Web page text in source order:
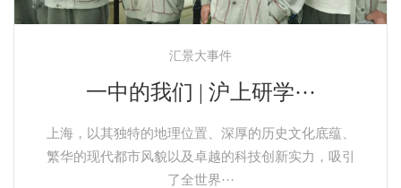
汇景大事件
一中的我们 | 沪上研学···
上海，以其独特的地理位置、深厚的历史文化底蕴、
繁华的现代都市风貌以及卓越的科技创新实力，吸引
了全世界···